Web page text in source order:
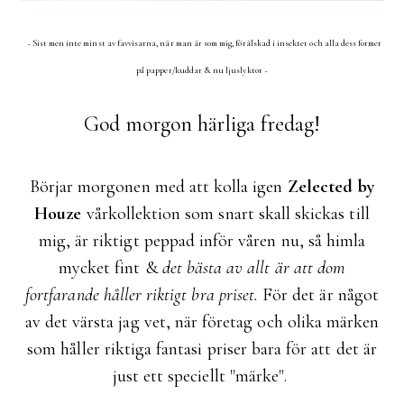
~ Sist men inte minst av favvisarna, när man är som mig, förälskad i insekter och alla dess former
på papper/kuddar & nu ljuslyktor ~
God morgon härliga fredag!
Börjar morgonen med att kolla igen Zelected by
Houze vårkollektion som snart skall skickas till
mig, är riktigt peppad inför våren nu, så himla
mycket fint &det bästa av allt är att dom
fortfarande håller riktigt bra priset. För det är något
av det värsta jag vet, när företag och olika märken
som håller riktiga fantasi priser bara för att det är
just ett speciellt "märke".